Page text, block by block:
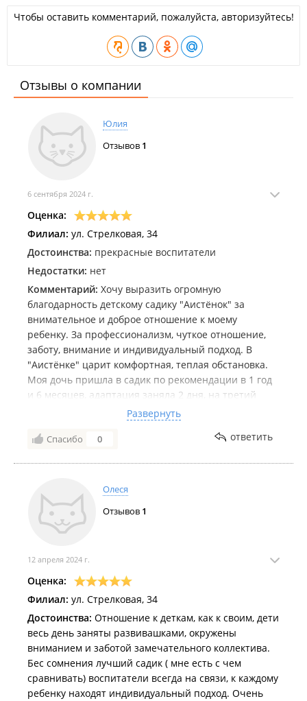
Чтобы оставить комментарий, пожалуйста, авторизуйтесь!
Отзывы о компании
Юлия
Отзывов 1
6 сентября 2024 г.
Оценка:
Филиал: ул. Стрелковая, 34
Достоинства: прекрасные воспитатели
Недостатки: нет
Комментарий: Хочу выразить огромную
благодарность детскому садику "Аистёнок" за
внимательное и доброе отношение к моему
ребенку. За профессионализм, чуткое отношение,
заботу, внимание и индивидуальный подход. В
"Аистёнке" царит комфортная, теплая обстановка.
Моя дочь пришла в садик по рекомендации в 1 год
и 6 месяцев, адаптация заняла 2 дня, на третий
день она осталась на сон. Две недели воспитатель
буквально носил её на руках, конечно я очень
переживала, но всё прошло наилучшем образом. В
организованны мероприятия. Очень строго
сотрудники относиться к медицинским справкам,
больных детей в сад не допускают. Спасибо
большое Нина Викторовна, Ксения Сергеевна, Диля
Развернуть
Спасибо 0 ответить
Олеся
Отзывов 1
12 апреля 2024 г.
Оценка:
Филиал: ул. Стрелковая, 34
Достоинства: Отношение к деткам, как к своим, дети
весь день заняты развивашками, окружены
вниманием и заботой замечательного коллектива.
Бес сомнения лучший садик ( мне есть с чем
сравнивать) воспитатели всегда на связи, к каждому
ребенку находят индивидуальный подход. Очень